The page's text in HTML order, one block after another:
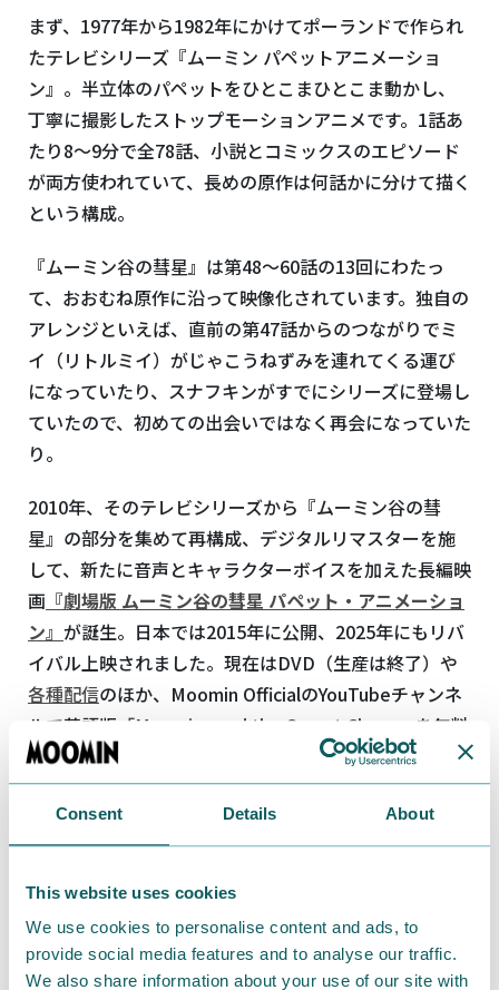
Consent Details About
This website uses cookies
We use cookies to personalise content and ads, to
provide social media features and to analyse our traffic.
We also share information about your use of our site with
まず、 1977年から1982年にかけてポーランドで作られ
たテレビシリーズ『ムーミン パペットアニメーショ
ン』。半立体のパペットをひとこまひとこま動かし、
丁寧に撮影したストップモーションアニメです。 1話あ
たり8～9分で全78話、小説とコミックスのエピソード
が両方使われていて、長めの原作は何話かに分けて描く
という構成。
『ムーミン谷の彗星』は第48～60話の13回にわたっ
て、おおむね原作に沿って映像化されています。独自の
アレンジといえば、直前の第47話からのつながりでミ
イ（リトルミイ）がじゃこうねずみを連れてくる運び
になっていたり、スナフキンがすでにシリーズに登場し
ていたので、初めての出会いではなく再会になっていた
り。
2010年、そのテレビシリーズから『ムーミン谷の彗
星』の部分を集めて再構成、デジタルリマスターを施
して、新たに音声とキャラクターボイスを加えた長編映
画 『劇場版 ムーミン谷の彗星 パペット・アニメーショ
ン』 が誕生。日本では2015年に公開、 2025年にもリバ
イバル上映されました。現在はDVD （生産は終了）や
各種配信のほか、 Moomin OfficialのYouTubeチャンネ
ルで英語版 「Moomins and the Comet Chase」 を無料
で視聴可能です。